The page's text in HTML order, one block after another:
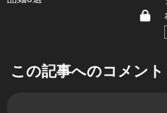
この記事へのコメント